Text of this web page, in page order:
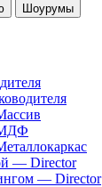
Шоурумы
— Director
— Director